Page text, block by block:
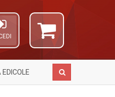
EDICOLE